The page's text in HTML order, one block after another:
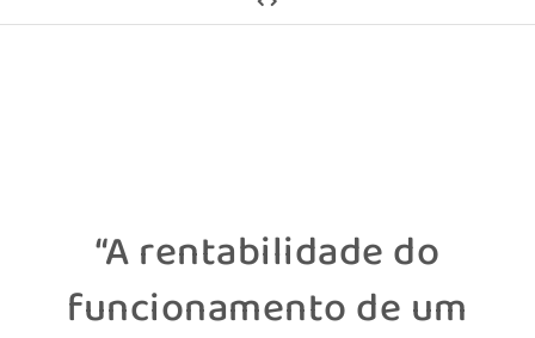
“A rentabilidade do
funcionamento de um